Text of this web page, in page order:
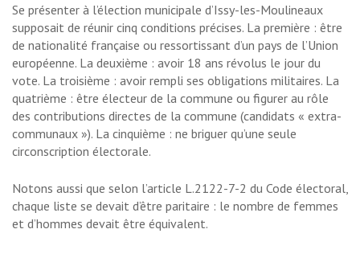
Se présenter à l’élection municipale d’Issy-les-Moulineaux
supposait de réunir cinq conditions précises. La première : être
de nationalité française ou ressortissant d’un pays de l’Union
européenne. La deuxième : avoir 18 ans révolus le jour du
vote. La troisième : avoir rempli ses obligations militaires. La
quatrième : être électeur de la commune ou figurer au rôle
des contributions directes de la commune (candidats « extra-
communaux »). La cinquième : ne briguer qu’une seule
circonscription électorale.
Notons aussi que selon l’article L.2122-7-2 du Code électoral,
chaque liste se devait d’être paritaire : le nombre de femmes
et d’hommes devait être équivalent.